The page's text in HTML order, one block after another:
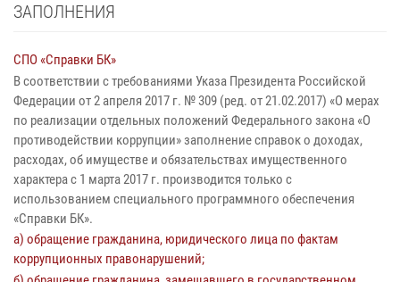
ЗАПОЛНЕНИЯ
СПО «Справки БК»
В соответствии с требованиями Указа Президента Российской
Федерации от 2 апреля 2017 г. № 309 (ред. от 21.02.2017) «О мерах
по реализации отдельных положений Федерального закона «О
противодействии коррупции» заполнение справок о доходах,
расходах, об имуществе и обязательствах имущественного
характера с 1 марта 2017 г. производится только с
использованием специального программного обеспечения
«Справки БК».
а) обращение гражданина, юридического лица по фактам
коррупционных правонарушений;